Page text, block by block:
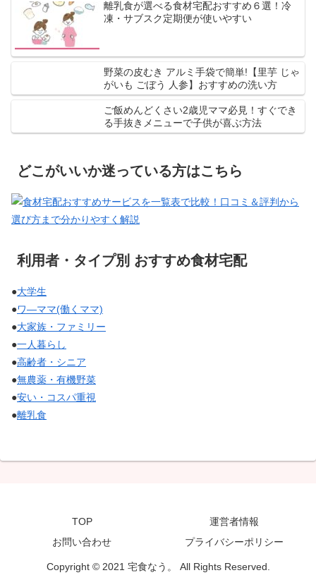
離乳食が選べる食材宅配おすすめ６選！冷
凍・サブスク定期便が使いやすい
野菜の皮むき アルミ手袋で簡単!【里芋 じゃ
がいも ごぼう 人参】おすすめの洗い方
ご飯めんどくさい2歳児ママ必見！すぐでき
る手抜きメニューで子供が喜ぶ方法
どこがいいか迷っている方はこちら
利用者・タイプ別 おすすめ食材宅配
●大学生
●ワ―ママ(働くママ)
●大家族・ファミリー
●一人暮らし
●高齢者・シニア
●無農薬・有機野菜
●安い・コスパ重視
●離乳食
TOP
運営者情報
お問い合わせ
プライバシーポリシー
Copyright © 2021 宅食なう。 All Rights Reserved.